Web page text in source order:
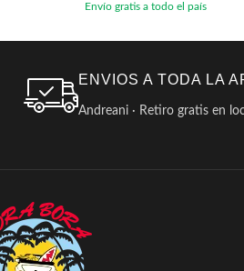
Envío gratis a todo el país
ENVIOS A TODA LA
Andreani · Retiro gratis en